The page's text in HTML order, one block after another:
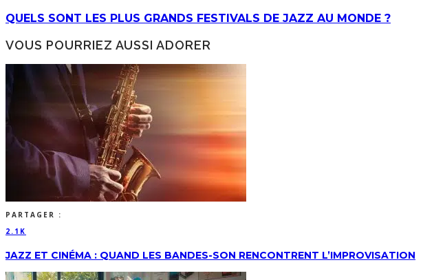
QUELS SONT LES PLUS GRANDS FESTIVALS DE JAZZ AU MONDE ?
VOUS POURRIEZ AUSSI ADORER
PARTAGER :
2.1K
JAZZ ET CINÉMA : QUAND LES BANDES-SON RENCONTRENT L’IMPROVISATION